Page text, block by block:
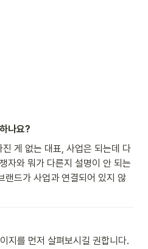
나요?
게 없는 대표, 사업은 되는데 다
자와 뭐가 다른지 설명이 안 되는
랜드가 사업과 연결되어 있지 않
지를 먼저 살펴보시길 권합니다.